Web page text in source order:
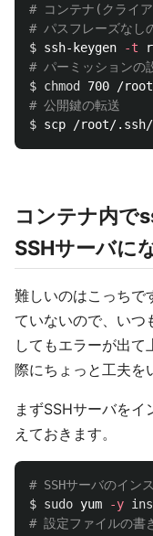
# コンテナ(クライ
# パスフレーズな
$ ssh-keygen -t
# パーミッションの
$ chmod
# 公開鍵の転送
$
コンテナ内で
SSHサーバに
難しいのはこっちで
ていないので、いつ
してもエラーが出
際にちょっと工夫を
まずSSHサーバを
えておきます。
# SSHサーバのイン
$ sudo yum -y
# 設定ファイルの書